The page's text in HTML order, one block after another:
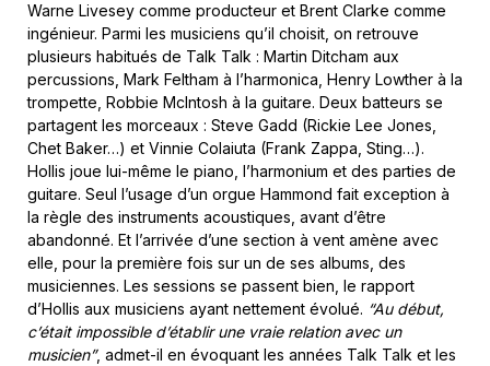
Warne Livesey comme producteur et Brent Clarke comme
ingénieur. Parmi les musiciens qu’il choisit, on retrouve
plusieurs habitués de Talk Talk : Martin Ditcham aux
percussions, Mark Feltham à l’harmonica, Henry Lowther à la
trompette, Robbie McIntosh à la guitare. Deux batteurs se
partagent les morceaux : Steve Gadd (Rickie Lee Jones,
Chet Baker…) et Vinnie Colaiuta (Frank Zappa, Sting…).
Hollis joue lui-même le piano, l’harmonium et des parties de
guitare. Seul l’usage d’un orgue Hammond fait exception à
la règle des instruments acoustiques, avant d’être
abandonné. Et l’arrivée d’une section à vent amène avec
elle, pour la première fois sur un de ses albums, des
musiciennes. Les sessions se passent bien, le rapport
d’Hollis aux musiciens ayant nettement évolué. “Au début,
c’était impossible d’établir une vraie relation avec un
musicien”, admet-il en évoquant les années Talk Talk et les